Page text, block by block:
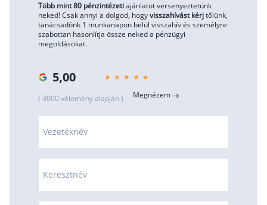
Több mint 80 pénzintézetiajánlatot versenyeztetünk
neked! Csak annyi a dolgod, hogyvisszahívást kérjtőlünk,
tanácsadónk 1 munkanapon belül visszahív és személyre
szabottan hasonlítja össze neked a pénzügyi
megoldásokat.
5,00
( 3000 vélemény alapján ) Megnézem
Vezetéknév
Keresztnév